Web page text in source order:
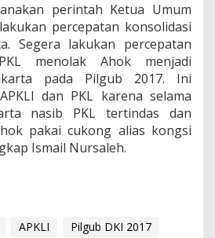
perintah Ketua Umum
percepatan konsolidasi
Segera lakukan percepatan
menolak Ahok menjadi
pada Pilgub 2017. Ini
dan PKL karena selama
nasib PKL tertindas dan
pakai cukong alias kongsi
Ismail Nursaleh.
APKLI
Pilgub DKI 2017